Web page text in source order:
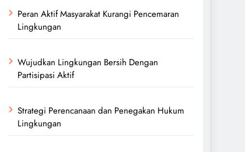
Peran Aktif Masyarakat Kurangi Pencemaran
Lingkungan
Wujudkan Lingkungan Bersih Dengan
Partisipasi Aktif
Strategi Perencanaan dan Penegakan Hukum
Lingkungan